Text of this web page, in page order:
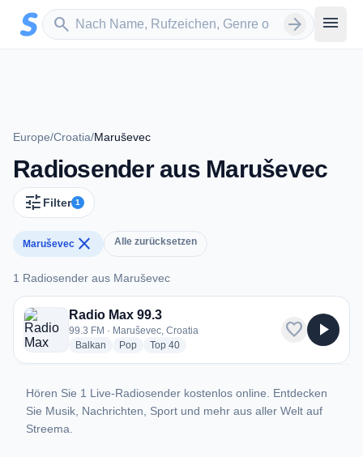
Zum Hauptinhalt springen
search
Sender suchen arrow_forward menu
Europe/Croatia/Maruševec
Radiosender aus Maruševec
tune Filter 1
Maruševec close Alle zurücksetzen
1 Radiosender aus Maruševec
1 Radiosender aus Maruševec
Radio Max 99.3
99.3 FM · Maruševec, Croatia
Balkan radio stations
Popradio stations
Top 40radio stations
favorite play_arrow
Hören Sie 1 Live-Radiosender kostenlos online. Entdecken
Sie Musik, Nachrichten, Sport und mehr aus aller Welt auf
Streema.